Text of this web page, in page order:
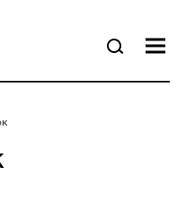
Пошук